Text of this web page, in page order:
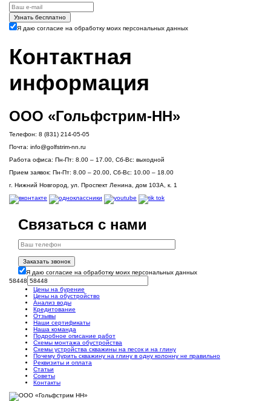
Узнать бесплатно
Я даю согласие на обработку моих персональных данных
Контактная
информация
ООО «Гольфстрим-НН»
Телефон: 8 (831) 214-05-05
Почта: info@golfstrim-nn.ru
Работа офиса: Пн-Пт: 8.00 – 17.00, Сб-Вс: выходной
Прием заявок: Пн-Пт: 8.00 – 20.00, Сб-Вс: 10.00 – 18.00
г. Нижний Новгород, ул. Проспект Ленина, дом 103А, к. 1
Связаться с нами
Заказать звонок
Я даю согласие на обработку моих персональных данных
58448
Цены на бурение
Цены на обустройство
Анализ воды
Кредитование
Отзывы
Наши сертификаты
Наша команда
Подробное описание работ
Схемы монтажа обустройства
Схемы устройства скважины на песок и на глину
Почему бурить скважину на глину в одну колонну не правильно
Реквизиты и оплата
Статьи
Советы
Контакты